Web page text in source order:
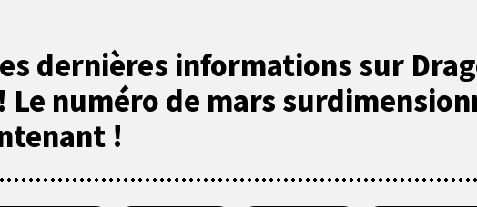
dernières informations sur
Le numéro de mars
!